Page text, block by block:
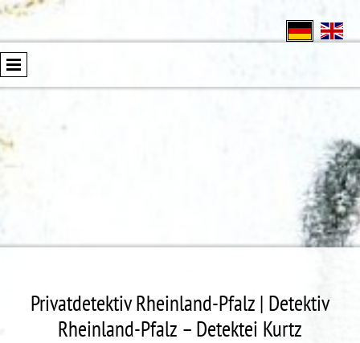
Privatdetektiv Rheinland-Pfalz | Detektiv
Rheinland-Pfalz – Detektei Kurtz